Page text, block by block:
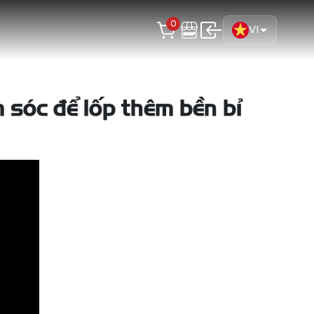
0 VI
để lốp thêm bền bỉ